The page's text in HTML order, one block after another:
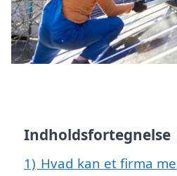
Indholdsfortegnelse
1) Hvad kan et firma